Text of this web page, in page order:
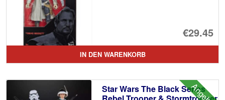
€29.45
IN DEN WARENKORB
Star Wars The Black Series